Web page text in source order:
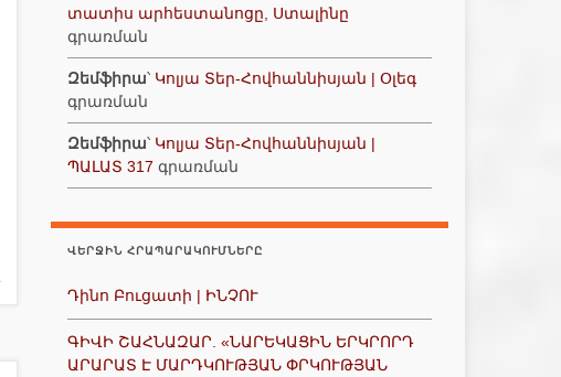
տատիս արհեստանոցը, Ստալինը
գրառման
Զեմֆիրա՝ Կոլյա Տեր-Հովհաննիսյան | Օլեգ
գրառման
Զեմֆիրա՝ Կոլյա Տեր-Հովհաննիսյան |
ՊԱԼԱՏ 317 գրառման
ՎԵՐՋԻՆ ՀՐԱՊԱՐԱԿՈՒՄՆԵՐԸ
Դինո Բուցատի | ԻՆՉՈՒ
ԳԻՎԻ ՇԱՀՆԱԶԱՐ. «ՆԱՐԵԿԱՑԻՆ ԵՐԿՐՈՐԴ
ԱՐԱՐԱՏ Է ՄԱՐԴԿՈՒԹՅԱՆ ՓՐԿՈՒԹՅԱՆ